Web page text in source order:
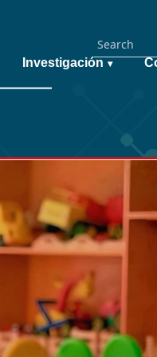
Investigación ▾